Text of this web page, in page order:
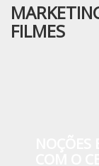
FILMES